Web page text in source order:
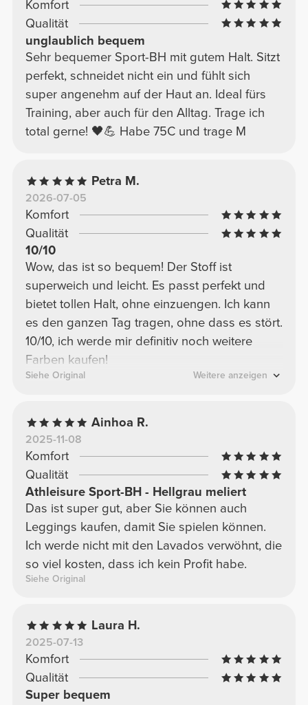
Komfort
Qualität
unglaublich bequem
Sehr bequemer Sport-BH mit gutem Halt. Sitzt
perfekt, schneidet nicht ein und fühlt sich
super angenehm auf der Haut an. Ideal fürs
Training, aber auch für den Alltag. Trage ich
total gerne! 🖤💪 Habe 75C und trage M
Petra M.
2026-07-05
Komfort
Qualität
10/10
Wow, das ist so bequem! Der Stoff ist
superweich und leicht. Es passt perfekt und
bietet tollen Halt, ohne einzuengen. Ich kann
es den ganzen Tag tragen, ohne dass es stört.
10/10, ich werde mir definitiv noch weitere
Farben kaufen!
Siehe Original Weitere anzeigen
Ainhoa R.
2025-11-08
Komfort
Qualität
Athleisure Sport-BH - Hellgrau meliert
Das ist super gut, aber Sie können auch
Leggings kaufen, damit Sie spielen können.
Ich werde nicht mit den Lavados verwöhnt, die
so viel kosten, dass ich kein Profit habe.
Siehe Original
Laura H.
2025-07-13
Komfort
Qualität
Super bequem